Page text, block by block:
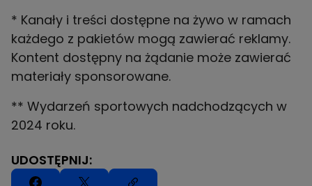
* Kanały i treści dostępne na żywo w ramach
każdego z pakietów mogą zawierać reklamy.
Kontent dostępny na żądanie może zawierać
materiały sponsorowane.
** Wydarzeń sportowych nadchodzących w
2024 roku.
UDOSTĘPNIJ: